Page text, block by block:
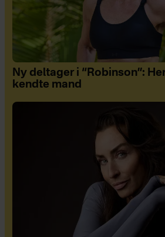
Ny deltager i “Robinson”:
kendte mand